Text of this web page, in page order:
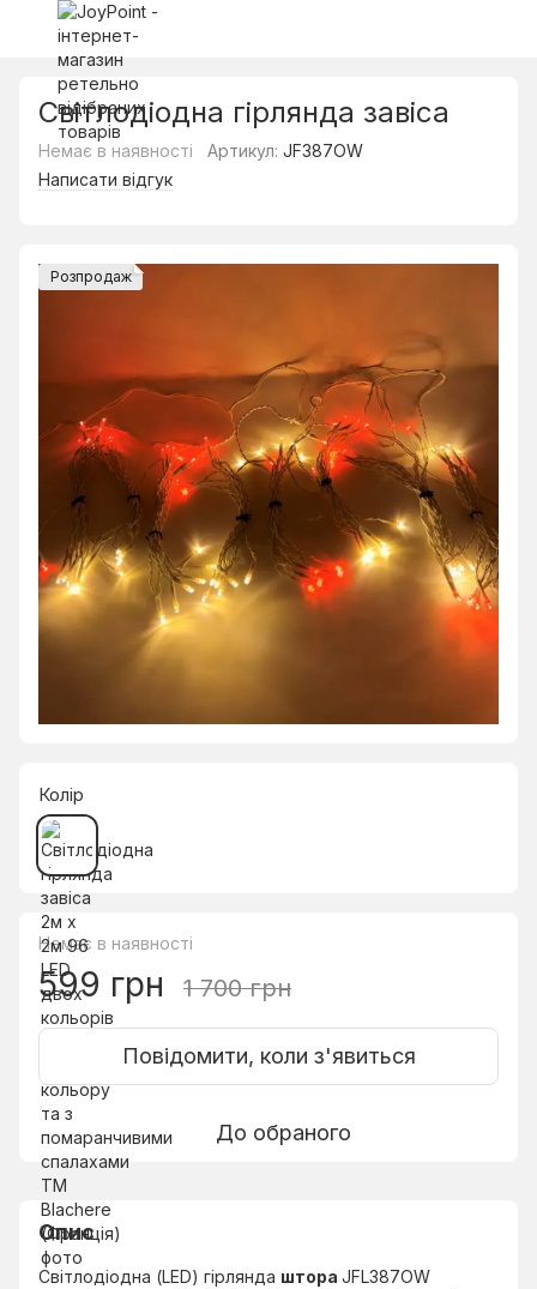
Світлодіодна гірлянда завіса
Немає в наявності Артикул: JF387OW
Написати відгук
Розпродаж
Колір
Немає в наявності
599 грн 1 700 грн
Повідомити, коли з'явиться
До обраного
Опис
Світлодіодна (LED) гірлянда штора JFL387OW